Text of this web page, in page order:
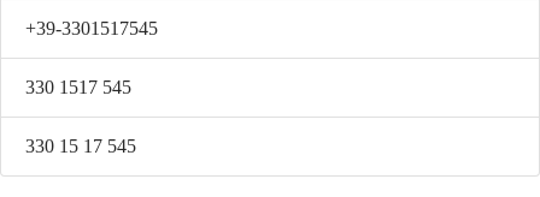
+39-3301517545
330 1517 545
330 15 17 545